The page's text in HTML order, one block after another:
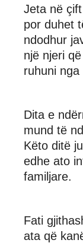
Jeta në
por duhet
ndodhur
një njeri
ruhuni nga
Dita e
mund të
Këto ditë
edhe ato
familjare.
Fati
ata që